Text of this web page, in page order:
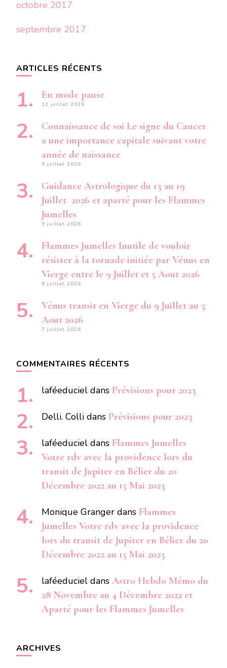
octobre 2017
septembre 2017
ARTICLES RÉCENTS
En mode pause
12 juillet 2026
Connaissance de soi Le signe du Cancer
a une importance capitale suivant votre
année de naissance
9 juillet 2026
Guidance Astrologique du 13 au 19
Juillet 2026 et aparté pour les Flammes
Jumelles
9 juillet 2026
Flammes Jumelles Inutile de vouloir
résister à la tornade initiée par Vénus en
Vierge entre le 9 Juillet et 5 Aout 2026
8 juillet 2026
Vénus transit en Vierge du 9 Juillet au 5
Aout 2026
7 juillet 2026
COMMENTAIRES RÉCENTS
laféeduciel dans Prévisions pour 2023
Delli. Colli dans Prévisions pour 2023
laféeduciel dans Flammes Jumelles
Votre rdv avec la providence lors du
transit de Jupiter en Bélier du 20
Décembre 2022 au 15 Mai 2023
Monique Granger dans Flammes
Jumelles Votre rdv avec la providence
lors du transit de Jupiter en Bélier du 20
Décembre 2022 au 15 Mai 2023
laféeduciel dans Astro Hebdo Mémo du
28 Novembre au 4 Décembre 2022 et
Aparté pour les Flammes Jumelles
ARCHIVES